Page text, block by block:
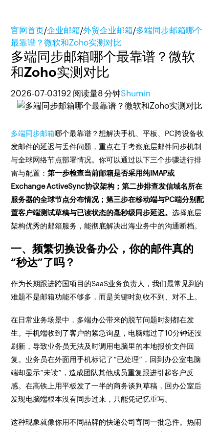
官网首页/企业邮箱/外贸企业邮箱/多端同步邮箱哪个
最靠谱？微软和Zoho实测对比
多端同步邮箱哪个最靠谱？微软
和Zoho实测对比
2026-07-03192 阅读量8 分钟Shumin
多端同步邮箱哪个最靠谱？想解决手机、平板、PC跨设备收
发邮件的延迟与丢件问题，重点在于考察底层邮件同步机制
与全球网络节点部署情况。你可以通过以下三个步骤进行排
雷与配置：第一步检查当前邮箱是否采用纯IMAP或
Exchange ActiveSync协议架构；第二步排查发信域名所在
服务器的全球节点分布情况；第三步在移动端与PC端分别配
置客户端测试草稿与已读状态的毫秒级同步延迟。选择底层
架构优秀的邮箱服务，能彻底解决出海业务中的沟通断档。
一、频繁切换设备办公，你的邮件真的
“秒达”了吗？
作为长期跟进跨国项目的SaaS业务负责人，我们最常见到的
难题不是邮箱功能不够多，而是关键时刻收不到、对不上。
在日常业务场景中，多端办公带来的脱节问题时刻都在发
生。手机端收到了客户的紧急询盘，电脑端过了10分钟还没
刷新，导致业务员无法及时调用电脑里的本地报价文件回
复。业务员在外面用手机标记了“已处理”，回到办公室电脑
端却显示“未读”，造成团队其他成员重复跟进引起客户反
感。在高铁上用平板发了一半的商务谈判草稿，回办公室后
发现电脑端根本没有同步过来，只能凭记忆重写。
这种现象就像你用不同品牌的快递公司寄同一批急件。热闹